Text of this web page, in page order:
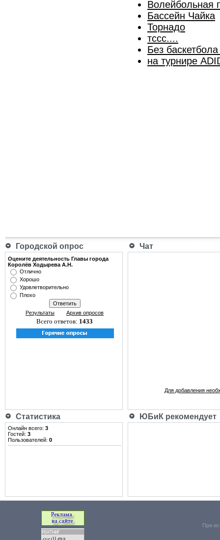
Волейбольная
Бассейн Чайка
Торнадо
тссс....
Без
на турнире
Городской опрос Чат
Оцените деятельность Главы города
Королёв Ходырева А.Н.
Отлично
Хорошо
Удовлетворительно
Плохо
Результаты Архив опросов
Всего ответов: 1433
Для добавления
Статистика ЮБиК рекомендует
Онлайн всего: 3
Гостей: 3
Пользователей: 0
При